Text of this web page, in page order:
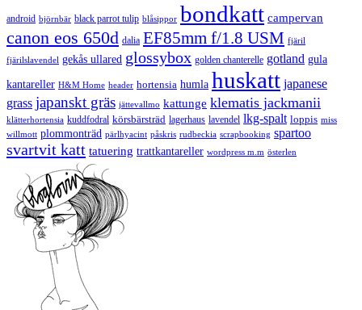
android björnbär black parrot tulip blåsippor bondkatt campervan
canon eos 650d dalia EF85mm f/1.8 USM fjäril
fjärilslavendel gekås ullared glossybox golden chanterelle gotland gula
kantareller H&M Home header hortensia humla huskatt japanese
grass japanskt gräs jättevallmo kattunge klematis jackmanii
klätterhortensia kuddfodral körsbärsträd lagerhaus lavendel lkg-spalt loppis miss
willmott plommonträd pärlhyacint påskris rudbeckia scrapbooking spartoo
svartvit katt tatuering trattkantareller wordpress m.m österlen